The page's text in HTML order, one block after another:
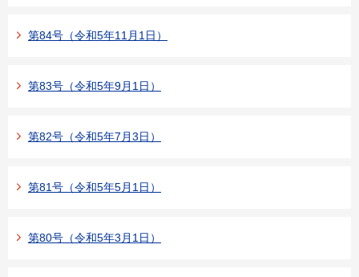
第84号（令和5年11月1日）
第83号（令和5年9月1日）
第82号（令和5年7月3日）
第81号（令和5年5月1日）
第80号（令和5年3月1日）